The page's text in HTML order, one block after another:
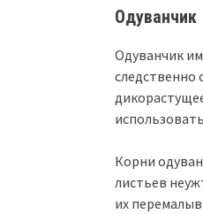
Одуванчик
Одуванчик
следственно
Корни
листьев
их